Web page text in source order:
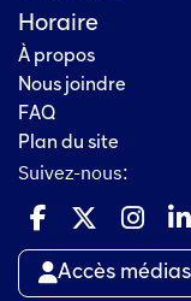
Horaire
À propos
Nous joindre
FAQ
Plan du site
Suivez-nous:
Accès médias